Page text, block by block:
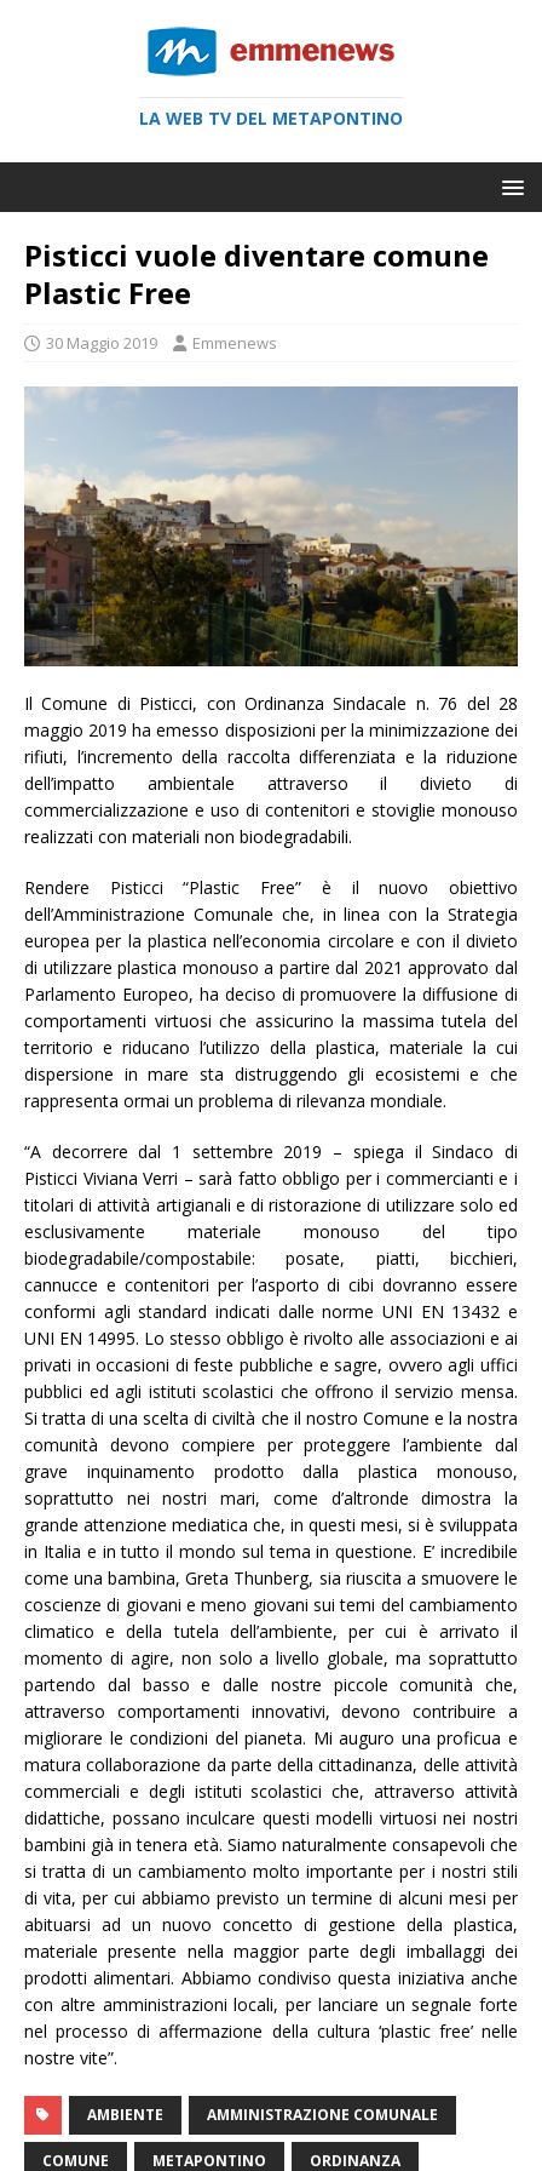
LA WEB TV DEL METAPONTINO
Pisticci vuole diventare comune
Plastic Free
30 Maggio 2019 Emmenews
Il Comune di Pisticci, con Ordinanza Sindacale n. 76 del 28
maggio 2019 ha emesso disposizioni per la minimizzazione dei
rifiuti, l’incremento della raccolta differenziata e la riduzione
dell’impatto ambientale attraverso il divieto di
commercializzazione e uso di contenitori e stoviglie monouso
realizzati con materiali non biodegradabili.
Rendere Pisticci “Plastic Free” è il nuovo obiettivo
dell’Amministrazione Comunale che, in linea con la Strategia
europea per la plastica nell’economia circolare e con il divieto
di utilizzare plastica monouso a partire dal 2021 approvato dal
Parlamento Europeo, ha deciso di promuovere la diffusione di
comportamenti virtuosi che assicurino la massima tutela del
territorio e riducano l’utilizzo della plastica, materiale la cui
dispersione in mare sta distruggendo gli ecosistemi e che
rappresenta ormai un problema di rilevanza mondiale.
“A decorrere dal 1 settembre 2019 – spiega il Sindaco di
Pisticci Viviana Verri – sarà fatto obbligo per i commercianti e i
titolari di attività artigianali e di ristorazione di utilizzare solo ed
esclusivamente materiale monouso del tipo
biodegradabile/compostabile: posate, piatti, bicchieri,
cannucce e contenitori per l’asporto di cibi dovranno essere
conformi agli standard indicati dalle norme UNI EN 13432 e
UNI EN 14995. Lo stesso obbligo è rivolto alle associazioni e ai
privati in occasioni di feste pubbliche e sagre, ovvero agli uffici
pubblici ed agli istituti scolastici che offrono il servizio mensa.
Si tratta di una scelta di civiltà che il nostro Comune e la nostra
comunità devono compiere per proteggere l’ambiente dal
grave inquinamento prodotto dalla plastica monouso,
soprattutto nei nostri mari, come d’altronde dimostra la
grande attenzione mediatica che, in questi mesi, si è sviluppata
in Italia e in tutto il mondo sul tema in questione. E’ incredibile
come una bambina, Greta Thunberg, sia riuscita a smuovere le
coscienze di giovani e meno giovani sui temi del cambiamento
climatico e della tutela dell’ambiente, per cui è arrivato il
momento di agire, non solo a livello globale, ma soprattutto
partendo dal basso e dalle nostre piccole comunità che,
attraverso comportamenti innovativi, devono contribuire a
migliorare le condizioni del pianeta. Mi auguro una proficua e
matura collaborazione da parte della cittadinanza, delle attività
commerciali e degli istituti scolastici che, attraverso attività
didattiche, possano inculcare questi modelli virtuosi nei nostri
bambini già in tenera età. Siamo naturalmente consapevoli che
si tratta di un cambiamento molto importante per i nostri stili
di vita, per cui abbiamo previsto un termine di alcuni mesi per
abituarsi ad un nuovo concetto di gestione della plastica,
materiale presente nella maggior parte degli imballaggi dei
prodotti alimentari. Abbiamo condiviso questa iniziativa anche
con altre amministrazioni locali, per lanciare un segnale forte
nel processo di affermazione della cultura ‘plastic free’ nelle
nostre vite”.
AMBIENTE AMMINISTRAZIONE COMUNALE
COMUNE METAPONTINO ORDINANZA